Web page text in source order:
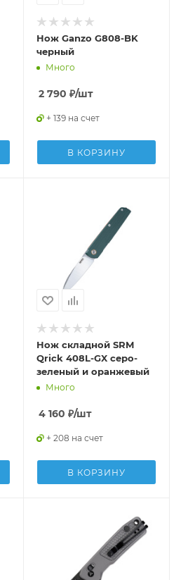
Нож Ganzo G808-BK
черный
Много
2 790 ₽/шт
+ 139 на счет
В КОРЗИНУ
Нож складной SRM
Qrick 408L-GX серо-
зеленый и оранжевый
Много
4 160 ₽/шт
+ 208 на счет
В КОРЗИНУ